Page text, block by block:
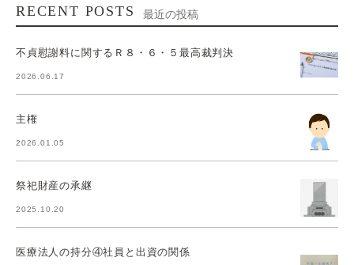
RECENT POSTS 最近の投稿
不貞慰謝料に関するＲ８・６・５最高裁判決
2026.06.17
主権
2026.01.05
祭祀財産の承継
2025.10.20
医療法人の持分④社員と出資の関係